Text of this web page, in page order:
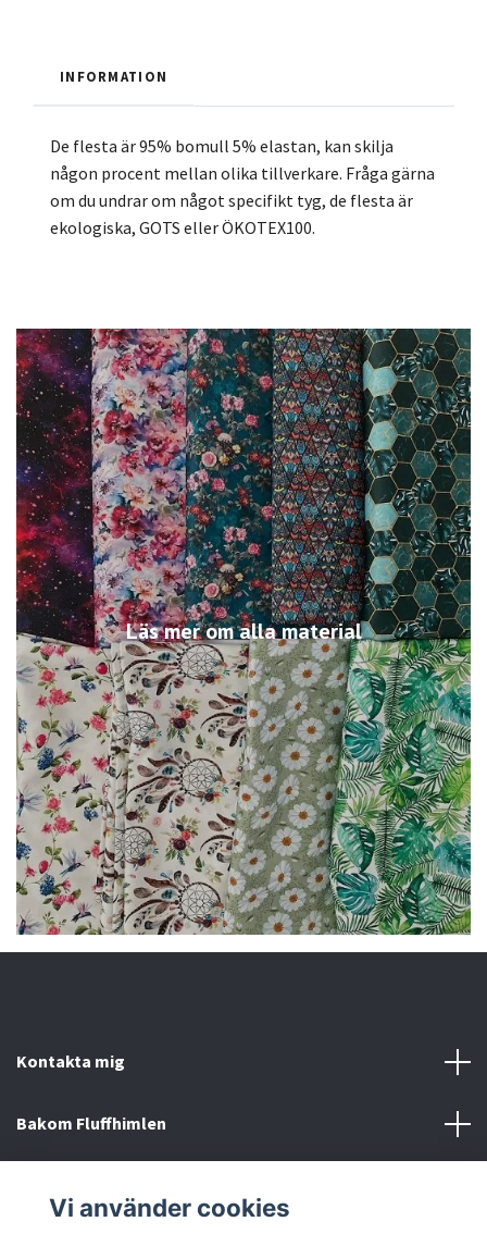
Läs mer om alla material
INFORMATION
De flesta är 95% bomull 5% elastan, kan skilja
någon procent mellan olika tillverkare. Fråga gärna
om du undrar om något specifikt tyg, de flesta är
ekologiska, GOTS eller ÖKOTEX100.
Kontakta mig
Bakom Fluffhimlen
Vi använder cookies